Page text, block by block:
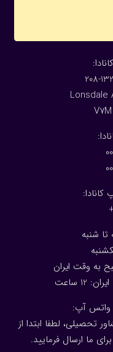
208-
Lonsdale
شنبه
1
2 ساعت
واتس آپ:
لطفا ابتدا از
ما ارسال فرمایید.